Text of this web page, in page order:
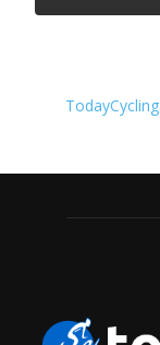
TodayCycling